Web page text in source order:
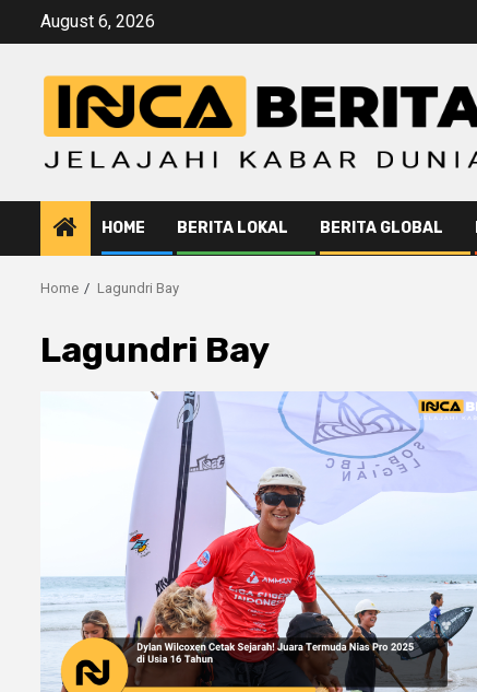
August 6, 2026
HOME BERITA LOKAL BERITA GLOBAL
Home Lagundri Bay
Lagundri Bay